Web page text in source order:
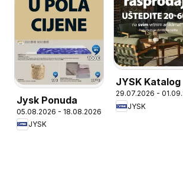
Jysk Ponuda
05.08.2026 - 18.08.2026
JYSK
JYSK Katalog
29.07.2026 -
JYSK